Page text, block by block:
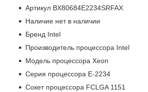
Артикул BX80684E2234SRFAX
Наличие нет в наличии
Бренд Intel
Производитель процессора Intel
Модель процессора Xeon
Серия процессора E-2234
Сокет процессора FCLGA 1151